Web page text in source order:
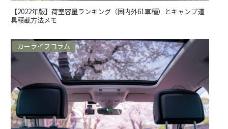
【2022年版】荷室容量ランキング（国内外61車種）とキャンプ道
具積載方法メモ
カーライフコラム